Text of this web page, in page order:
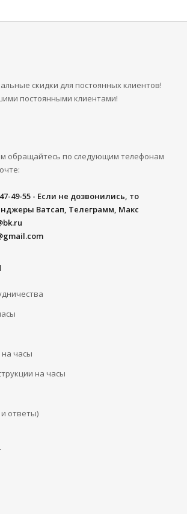
скидки для постоянных клиентов!
постоянными клиентами!
обращайтесь по следующим телефонам
49-55 - Если не дозвонились, то
Ватсап, Телеграмм, Макс
часы
на часы
ответы)